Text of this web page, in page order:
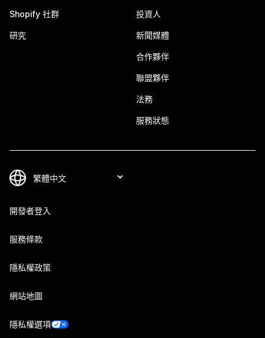
Shopify 社群
研究
投資人
新聞媒體
合作夥伴
聯盟夥伴
法務
服務狀態
開發者登入
服務條款
隱私權政策
網站地圖
隱私權選項